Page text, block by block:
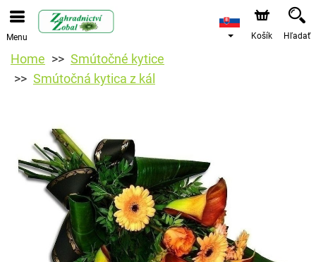
Menu Košík Hľadať
Home
Smútočné kytice
Smútočná kytica z kál